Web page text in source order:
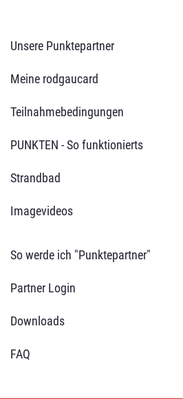
Unsere Punktepartner
Meine rodgaucard
Teilnahmebedingungen
PUNKTEN - So funktionierts
Strandbad
Imagevideos
So werde ich "Punktepartner"
Partner Login
Downloads
FAQ